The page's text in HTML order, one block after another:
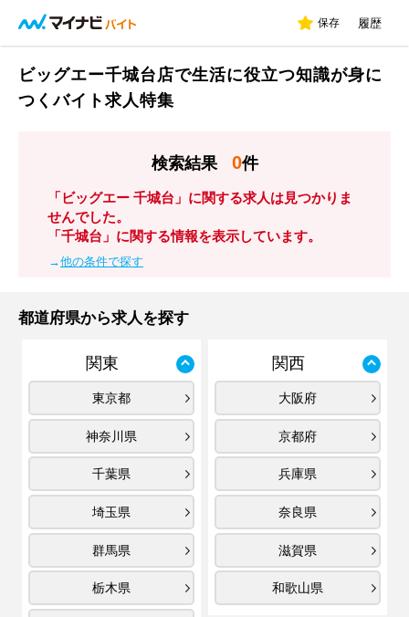
保存 履歴
ビッグエー千城台店で生活に役立つ知識が身に
つくバイト求人特集
検索結果 0件
「ビッグエー 千城台」に関する求人は見つかりま
せんでした。
「千城台」に関する情報を表示しています。
→他の条件で探す
都道府県から求人を探す
関東
東京都
神奈川県
千葉県
埼玉県
群馬県
栃木県
関西
大阪府
京都府
兵庫県
奈良県
滋賀県
和歌山県